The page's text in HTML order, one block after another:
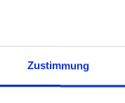
Zustimmung